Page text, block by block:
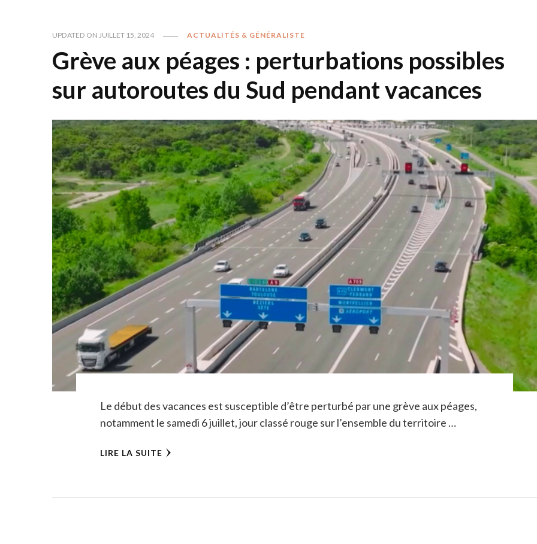
UPDATED ON JUILLET 15, 2024 ACTUALITÉS & GÉNÉRALISTE
Grève aux péages : perturbations possibles
sur autoroutes du Sud pendant vacances
Le début des vacances est susceptible d’être perturbé par une grève aux péages,
notamment le samedi 6 juillet, jour classé rouge sur l’ensemble du territoire …
LIRE LA SUITE